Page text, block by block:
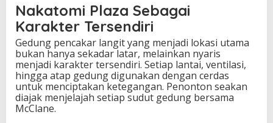
Nakatomi Plaza Sebagai
Karakter Tersendiri
Gedung pencakar langit yang menjadi lokasi utama
bukan hanya sekadar latar, melainkan nyaris
menjadi karakter tersendiri. Setiap lantai, ventilasi,
hingga atap gedung digunakan dengan cerdas
untuk menciptakan ketegangan. Penonton seakan
diajak menjelajah setiap sudut gedung bersama
McClane.